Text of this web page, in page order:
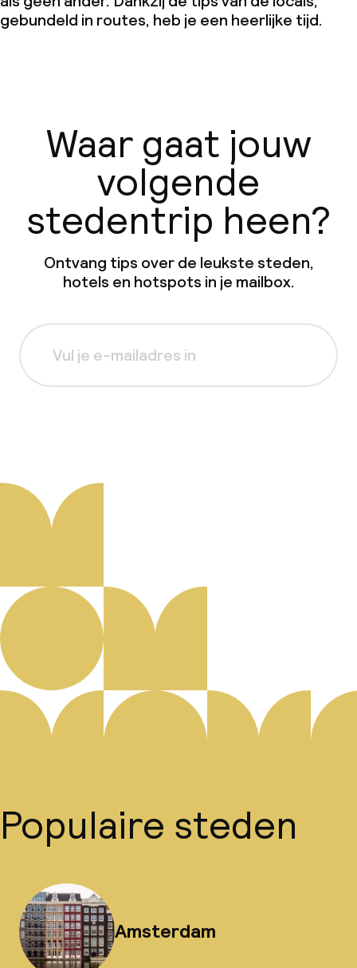
gebundeld in routes, heb je een heerlijke tijd.
Waar gaat jouw
volgende
stedentrip heen?
Ontvang tips over de leukste steden,
hotels en hotspots in je mailbox.
Populaire steden
Amsterdam